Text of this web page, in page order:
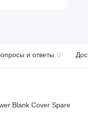
и ответы 0
Blank Cover Spare